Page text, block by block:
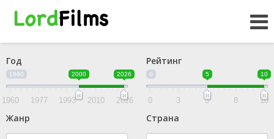
Год
1960 2000 2026
1960 1977 1993 2010 2026
Рейтинг
0 5 10
0 3 5 8 10
Жанр Страна